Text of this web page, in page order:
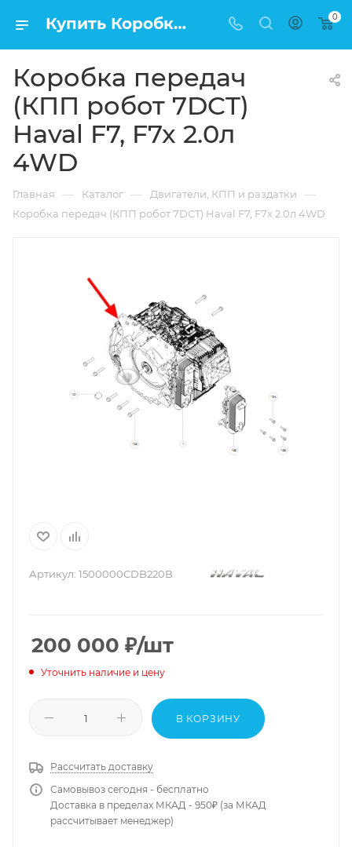
Купить Коробка передач (КПП робот 7DCT) Haval F7, F7x 2.0л 4WD в Москве по низкой цене 0
Коробка передач
(КПП робот 7DCT)
Haval F7, F7x 2.0л
4WD
Главная — Каталог — Двигатели, КПП и раздатки —
Коробка передач (КПП робот 7DCT) Haval F7, F7x 2.0л 4WD
Артикул: 1500000CDB220B
200 000 ₽/шт
Уточнить наличие и цену
В КОРЗИНУ
Рассчитать доставку
Самовывоз сегодня - бесплатно
Доставка в пределах МКАД - 950₽ (за МКАД
рассчитывает менеджер)